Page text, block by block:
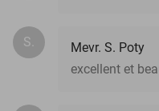
S.
Mevr. S. Poty
excellent et